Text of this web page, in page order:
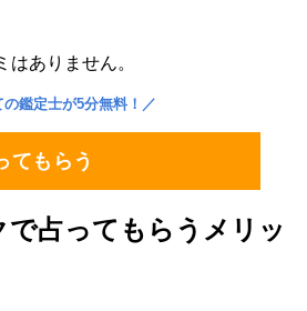
ありません。
の鑑定士が5分無料！ ／
てもらう
で占ってもらうメリッ